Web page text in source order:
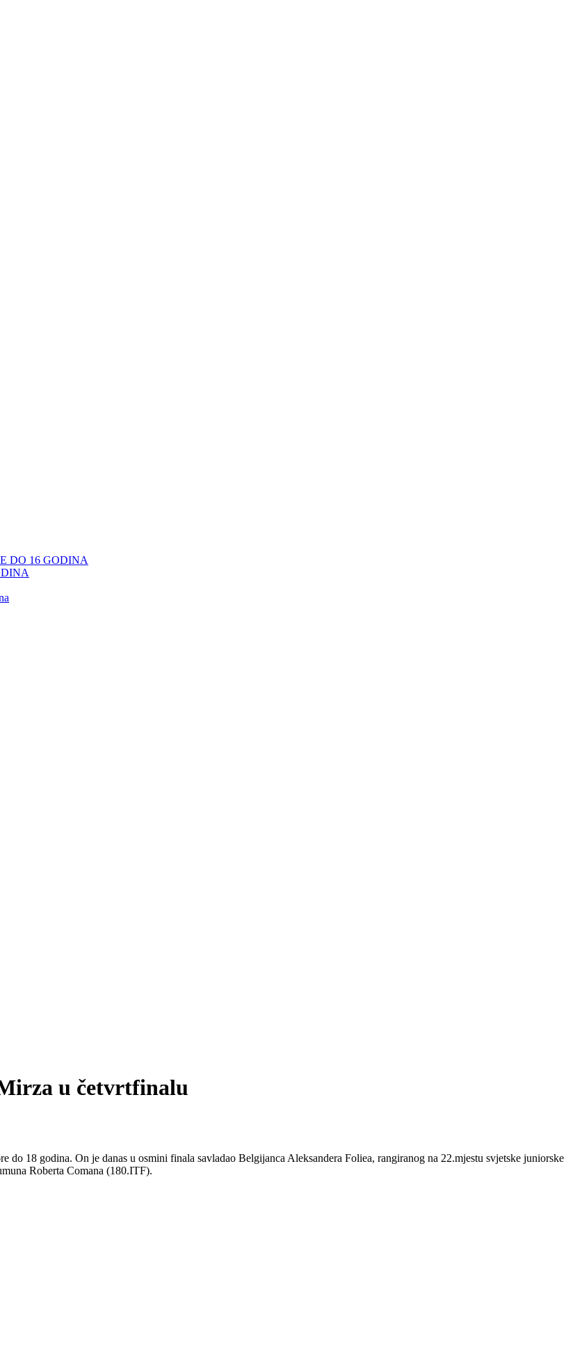
DO 16 GODINA
u četvrtfinalu
do 18 godina. On je danas u osmini finala savladao Belgijanca Aleksandera Foliea, rangiranog na 22.mjestu svjetske juniorske
Roberta Comana (180.ITF).